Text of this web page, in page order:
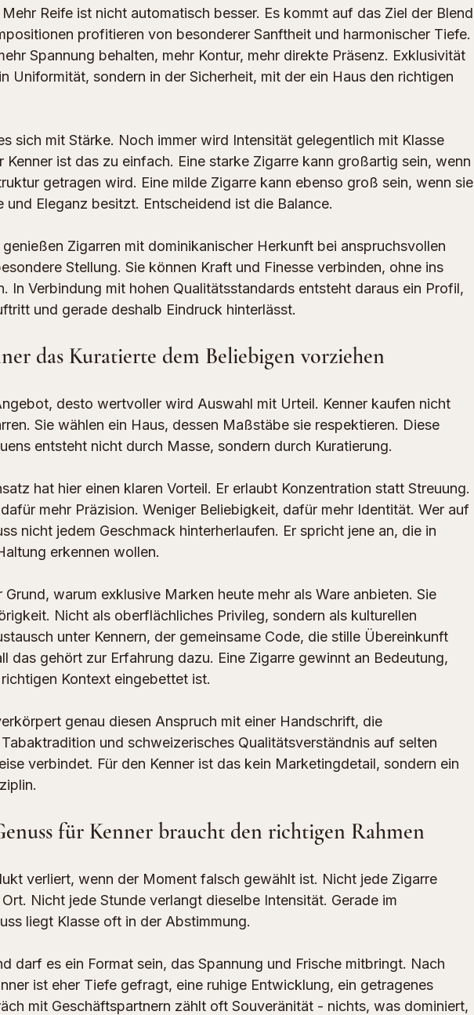
Reife ist nicht automatisch besser. Es kommt auf das Ziel der Blend
profitieren von besonderer Sanftheit und harmonischer Tiefe.
Spannung behalten, mehr Kontur, mehr direkte Präsenz. Exklusivität
Uniformität, sondern in der Sicherheit, mit der ein Haus den richtigen
sich mit Stärke. Noch immer wird Intensität gelegentlich mit Klasse
Kenner ist das zu einfach. Eine starke Zigarre kann großartig sein, wenn
getragen wird. Eine milde Zigarre kann ebenso groß sein, wenn sie
und Eleganz besitzt. Entscheidend ist die Balance.
Zigarren mit dominikanischer Herkunft bei anspruchsvollen
Stellung. Sie können Kraft und Finesse verbinden, ohne ins
In Verbindung mit hohen Qualitätsstandards entsteht daraus ein Profil,
und gerade deshalb Eindruck hinterlässt.
das Kuratierte dem Beliebigen vorziehen
desto wertvoller wird Auswahl mit Urteil. Kenner kaufen nicht
Sie wählen ein Haus, dessen Maßstäbe sie respektieren. Diese
entsteht nicht durch Masse, sondern durch Kuratierung.
hat hier einen klaren Vorteil. Er erlaubt Konzentration statt Streuung.
mehr Präzision. Weniger Beliebigkeit, dafür mehr Identität. Wer auf
nicht jedem Geschmack hinterherlaufen. Er spricht jene an, die in
erkennen wollen.
Grund, warum exklusive Marken heute mehr als Ware anbieten. Sie
Nicht als oberflächliches Privileg, sondern als kulturellen
unter Kennern, der gemeinsame Code, die stille Übereinkunft
das gehört zur Erfahrung dazu. Eine Zigarre gewinnt an Bedeutung,
Kontext eingebettet ist.
genau diesen Anspruch mit einer Handschrift, die
und schweizerisches Qualitätsverständnis auf selten
verbindet. Für den Kenner ist das kein Marketingdetail, sondern ein
für Kenner braucht den richtigen Rahmen
verliert, wenn der Moment falsch gewählt ist. Nicht jede Zigarre
Nicht jede Stunde verlangt dieselbe Intensität. Gerade im
liegt Klasse oft in der Abstimmung.
darf es ein Format sein, das Spannung und Frische mitbringt. Nach
ist eher Tiefe gefragt, eine ruhige Entwicklung, ein getragenes
mit Geschäftspartnern zählt oft Souveränität - nichts, was dominiert,